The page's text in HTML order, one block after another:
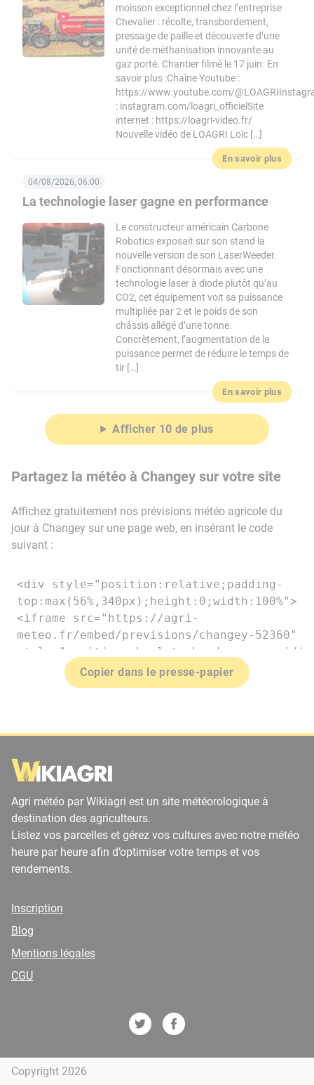
moisson exceptionnel chez l’entreprise
Chevalier : récolte, transbordement,
pressage de paille et découverte d’une
unité de méthanisation innovante au
gaz porté. Chantier filmé le 17 juin. En
savoir plus :Chaîne Youtube :
https://www.youtube.com/
: instagram.com/loagri_officielSite
internet : https://loagri-video.fr/
Nouvelle vidéo de LOAGRI Loïc […]
En savoir plus
La technologie laser gagne en performance
04/08/2026, 06:00
Le constructeur américain Carbone
Robotics exposait sur son stand la
nouvelle version de son LaserWeeder.
Fonctionnant désormais avec une
technologie laser à diode plutôt qu’au
CO2, cet équipement voit sa puissance
multipliée par 2 et le poids de son
châssis allégé d’une tonne.
Concrètement, l’augmentation de la
puissance permet de réduire le temps de
tir […]
En savoir plus
Afficher 10 de plus
Partagez la météo à Changey sur votre site
Affichez gratuitement nos prévisions météo agricole du
jour à Changey sur une page web, en insérant le code
suivant :
Copier dans le presse-papier
Agri météo par Wikiagri est un site météorologique à
destination des agriculteurs.
Listez vos parcelles et gérez vos cultures avec notre météo
heure par heure afin d’optimiser votre temps et vos
rendements.
Inscription
Blog
Mentions légales
CGU
Copyright 2026